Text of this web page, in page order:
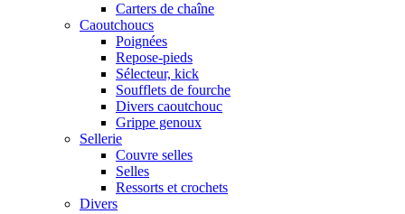
Carters de chaîne
Caoutchoucs
Poignées
Repose-pieds
Sélecteur, kick
Soufflets de fourche
Divers caoutchouc
Grippe genoux
Sellerie
Couvre selles
Selles
Ressorts et crochets
Divers